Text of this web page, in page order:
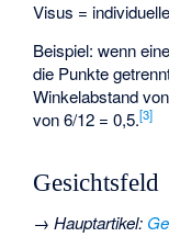
Visus =
Beispiel: wenn
die Punkte
Winkelabstand
von 6/12 = 0,5.[3]
Gesichtsfeld
→Hauptartikel: